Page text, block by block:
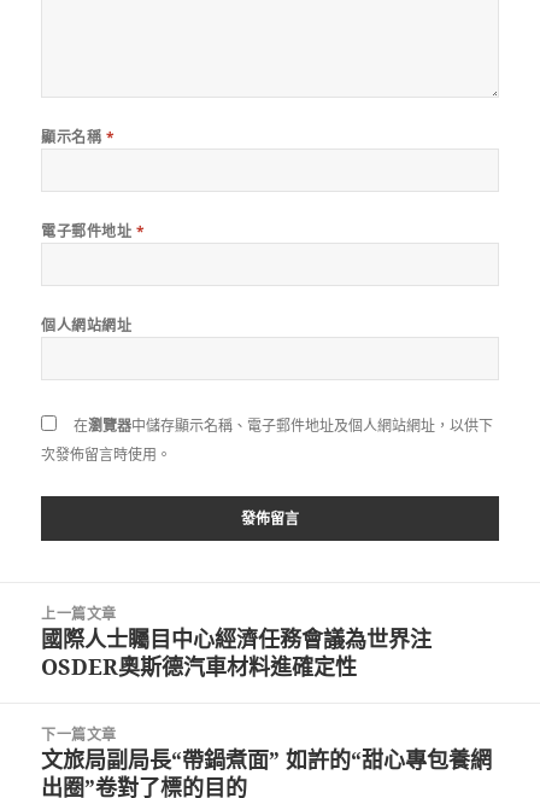
顯示名稱 *
電子郵件地址 *
個人網站網址
在瀏覽器中儲存顯示名稱、電子郵件地址及個人網站網址，以供下
次發佈留言時使用。
上一篇文章
上
一
文
章:
國際人士矚目中心經濟任務會議為世界注
OSDER奧斯德汽車材料進確定性
下一篇文章
下
一
文旅局副局長“帶鍋煮面” 如許的“甜心專包養網
出圈”卷對了標的目的